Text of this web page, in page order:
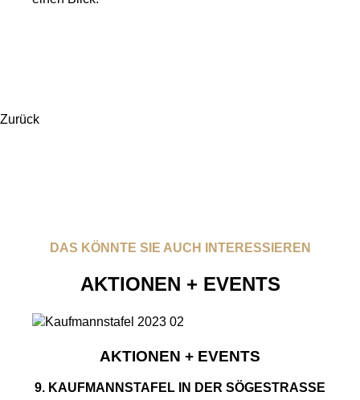
Zurück
DAS KÖNNTE SIE AUCH INTERESSIEREN
AKTIONEN + EVENTS
AKTIONEN + EVENTS
9. KAUFMANNSTAFEL IN DER SÖGESTRASSE